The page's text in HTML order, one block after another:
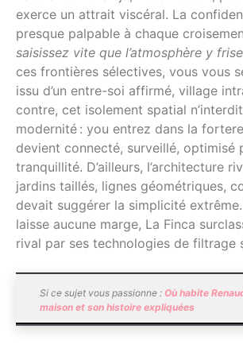
exerce un attrait viscéral. La
presque palpable à chaque
saisissez vite que l’atmosphère y
ces frontières sélectives, vous vous
issu d’un entre-soi affirmé, village
contre, cet isolement spatial
modernité : you entrez dans la
devient connecté, surveillé, optimisé
tranquillité. D’ailleurs, l’architecture
jardins taillés, lignes géométriques,
devait suggérer la simplicité
laisse aucune marge, La Finca
rival par ses technologies de filtrage
Si ce sujet vous passionne : Où habite
maison et son histoire expliquées